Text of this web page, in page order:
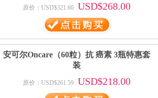
原价：USD$321.60 USD$268.00
安可尔Oncare（60粒）抗 癌素 3瓶特惠套
装
原价：USD$261.59 USD$218.00